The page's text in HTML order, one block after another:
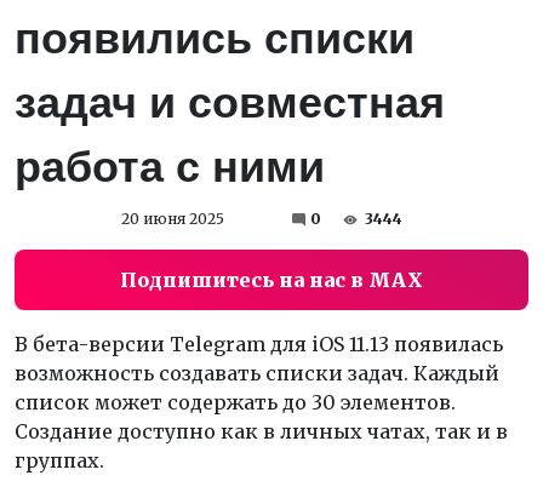
появились списки
задач и совместная
работа с ними
20 июня 2025 0 3444
Подпишитесь на нас в MAX
В бета-версии Telegram для iOS 11.13 появилась
возможность создавать списки задач. Каждый
список может содержать до 30 элементов.
Создание доступно как в личных чатах, так и в
группах.